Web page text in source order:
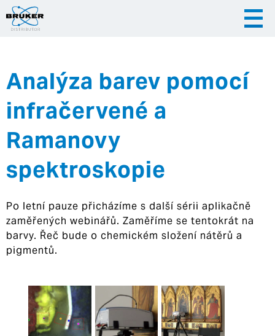
Česky |
|
Hrvatska
Analýza barev pomocí
infračervené a
Ramanovy
spektroskopie
Po letní pauze přicházíme s další sérii aplikačně
zaměřených webinářů. Zaměříme se tentokrát na
barvy. Řeč bude o chemickém složení nátěrů a
pigmentů.